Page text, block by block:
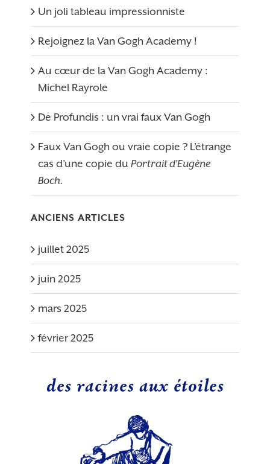
Un joli tableau impressionniste
Rejoignez la Van Gogh Academy !
Au cœur de la Van Gogh Academy :
Michel Rayrole
De Profundis : un vrai faux Van Gogh
Faux Van Gogh ou vraie copie ? L’étrange
cas d’une copie duPortrait d’Eugène
Boch.
ANCIENS ARTICLES
juillet 2025
juin 2025
mars 2025
février 2025
des racines aux étoiles